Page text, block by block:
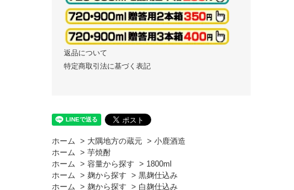
返品について
特定商取引法に基づく表記
ホーム > 大隅地方の蔵元 > 小鹿酒造
ホーム > 芋焼酎
ホーム > 容量から探す > 1800ml
ホーム > 麹から探す > 黒麹仕込み
ホーム > 麹から探す > 白麹仕込み